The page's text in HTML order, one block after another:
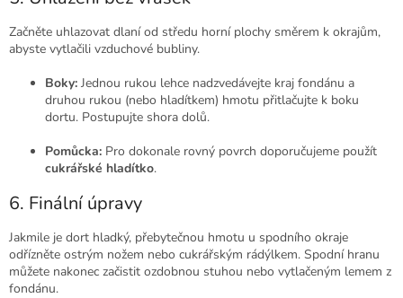
Začněte uhlazovat dlaní od středu horní plochy směrem k okrajům,
abyste vytlačili vzduchové bubliny.
Boky: Jednou rukou lehce nadzvedávejte kraj fondánu a
druhou rukou (nebo hladítkem) hmotu přitlačujte k boku
dortu. Postupujte shora dolů.
Pomůcka: Pro dokonale rovný povrch doporučujeme použít
cukrářské hladítko.
6. Finální úpravy
Jakmile je dort hladký, přebytečnou hmotu u spodního okraje
odřízněte ostrým nožem nebo cukrářským rádýlkem. Spodní hranu
můžete nakonec začistit ozdobnou stuhou nebo vytlačeným lemem z
fondánu.